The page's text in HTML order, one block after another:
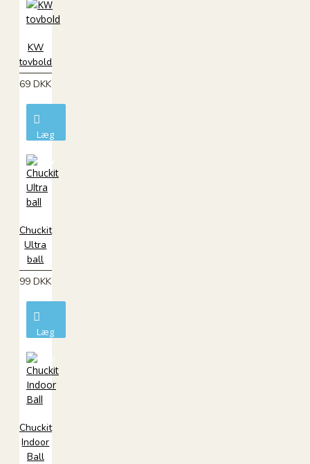
KW
tovbold
69 DKK
Læg
kurv
Chuckit
Ultra
ball
99 DKK
Læg
kurv
Chuckit
Indoor
Ball